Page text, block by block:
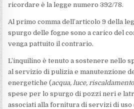
ricordare è la legge numero 392/78.
Al primo comma dell’articolo 9 della
spurgo delle fogne sono a carico del
venga pattuito il contrario.
L’inquilino è tenuto a sostenere nello
al servizio di pulizia e manutenzione
energetiche (acqua, luce,
spese per lo spurgo di pozzi neri e
associati alla fornitura di servizi di uso